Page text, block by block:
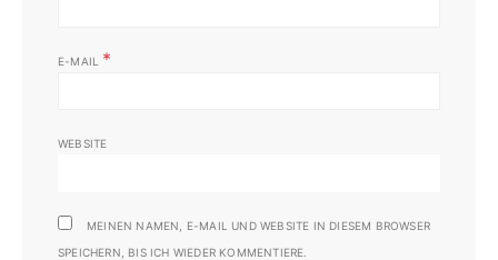
E-MAIL *
WEBSITE
MEINEN NAMEN, E-MAIL UND WEBSITE IN DIESEM BROWSER
SPEICHERN, BIS ICH WIEDER KOMMENTIERE.